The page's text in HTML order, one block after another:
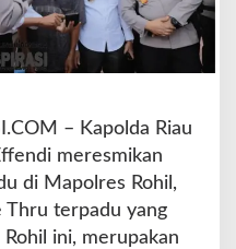
– Kapolda Riau
meresmikan
di Mapolres Rohil,
Thru terpadu yang
ini, merupakan